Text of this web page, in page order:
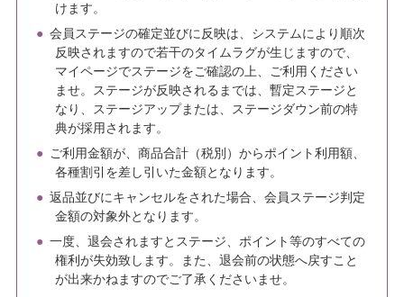
けます。
会員ステージの確定並びに反映は、システムにより順次
反映されますので若干のタイムラグが生じますので、
マイページでステージをご確認の上、ご利用ください
ませ。ステージが反映されるまでは、暫定ステージと
なり、ステージアップまたは、ステージダウン前の特
典が採用されます。
ご利用金額が、商品合計（税別）からポイント利用額、
各種割引を差し引いた金額となります。
返品並びにキャンセルをされた場合、会員ステージ判定
金額の対象外となります。
一度、退会されますとステージ、ポイント等のすべての
権利が失効致します。また、退会前の状態へ戻すこと
が出来かねますのでご了承くださいませ。